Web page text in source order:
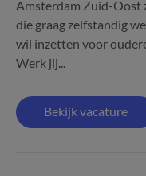
Amsterdam Zuid-Oost
die graag zelfstandig
wil inzetten voor
Werk jij...
Bekijk vacature